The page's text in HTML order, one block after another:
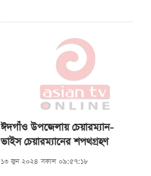
ঈদগাঁও উপজেলায় চেয়ারম্যান-
ভাইস চেয়ারম্যানের শপথগ্রহণ
১৩ জুন ২০২৪ সকাল ০৯:৫৭:১৮